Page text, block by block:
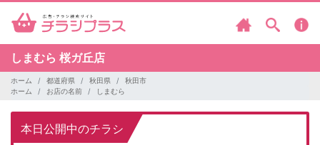
しまむら 桜ガ丘店
ホーム 都道府県 秋田県
秋田市
ホーム
お店の名前 しまむら
本日公開中のチラシ